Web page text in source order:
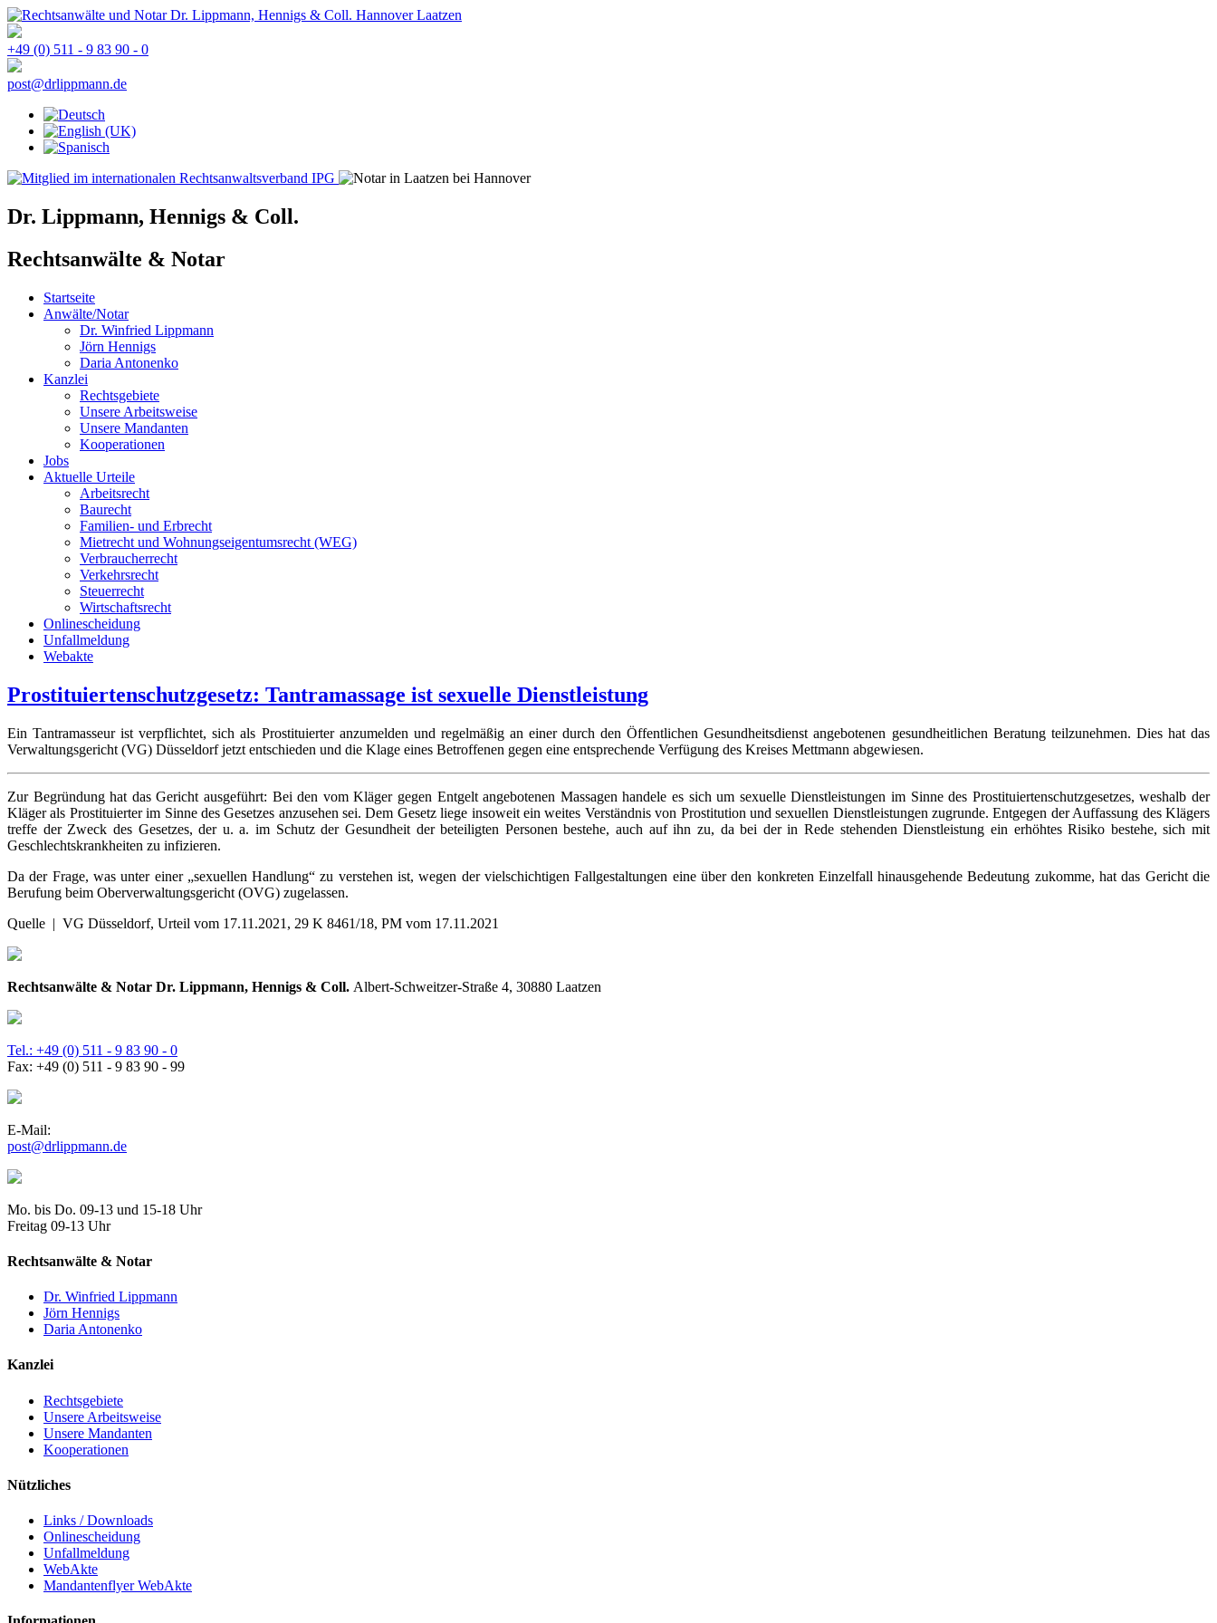
+49 (0) 511 - 9 83 90 - 0
post@drlippmann.de
Dr. Lippmann, Hennigs & Coll.
Rechtsanwälte & Notar
Startseite
Anwälte/Notar
Dr. Winfried Lippmann
Jörn Hennigs
Daria Antonenko
Kanzlei
Rechtsgebiete
Unsere Arbeitsweise
Unsere Mandanten
Kooperationen
Jobs
Aktuelle Urteile
Arbeitsrecht
Baurecht
Familien- und Erbrecht
Mietrecht und Wohnungseigentumsrecht (WEG)
Verbraucherrecht
Verkehrsrecht
Steuerrecht
Wirtschaftsrecht
Onlinescheidung
Unfallmeldung
Webakte
Prostituiertenschutzgesetz: Tantramassage ist sexuelle Dienstleistung
Ein Tantramasseur ist verpflichtet, sich als Prostituierter anzumelden und regelmäßig an einer durch den Öffentlichen Gesundheitsdienst angebotenen gesundheitlichen Beratung teilzunehmen. Dies hat das
Verwaltungsgericht (VG) Düsseldorf jetzt entschieden und die Klage eines Betroffenen gegen eine entsprechende Verfügung des Kreises Mettmann abgewiesen.
Zur Begründung hat das Gericht ausgeführt: Bei den vom Kläger gegen Entgelt angebotenen Massagen handele es sich um sexuelle Dienstleistungen im Sinne des Prostituiertenschutzgesetzes, weshalb der
Kläger als Prostituierter im Sinne des Gesetzes anzusehen sei. Dem Gesetz liege insoweit ein weites Verständnis von Prostitution und sexuellen Dienstleistungen zugrunde. Entgegen der Auffassung des Klägers
treffe der Zweck des Gesetzes, der u. a. im Schutz der Gesundheit der beteiligten Personen bestehe, auch auf ihn zu, da bei der in Rede stehenden Dienstleistung ein erhöhtes Risiko bestehe, sich mit
Geschlechtskrankheiten zu infizieren.
Da der Frage, was unter einer „sexuellen Handlung“ zu verstehen ist, wegen der vielschichtigen Fallgestaltungen eine über den konkreten Einzelfall hinausgehende Bedeutung zukomme, hat das Gericht die
Berufung beim Oberverwaltungsgericht (OVG) zugelassen.
Quelle | VG Düsseldorf, Urteil vom 17.11.2021, 29 K 8461/18, PM vom 17.11.2021
Rechtsanwälte & Notar Dr. Lippmann, Hennigs & Coll. Albert-Schweitzer-Straße 4, 30880 Laatzen
Tel.: +49 (0) 511 - 9 83 90 - 0
Fax: +49 (0) 511 - 9 83 90 - 99
E-Mail:
post@drlippmann.de
Mo. bis Do. 09-13 und 15-18 Uhr
Freitag 09-13 Uhr
Rechtsanwälte & Notar
Dr. Winfried Lippmann
Jörn Hennigs
Daria Antonenko
Kanzlei
Rechtsgebiete
Unsere Arbeitsweise
Unsere Mandanten
Kooperationen
Nützliches
Links / Downloads
Onlinescheidung
Unfallmeldung
WebAkte
Mandantenflyer WebAkte